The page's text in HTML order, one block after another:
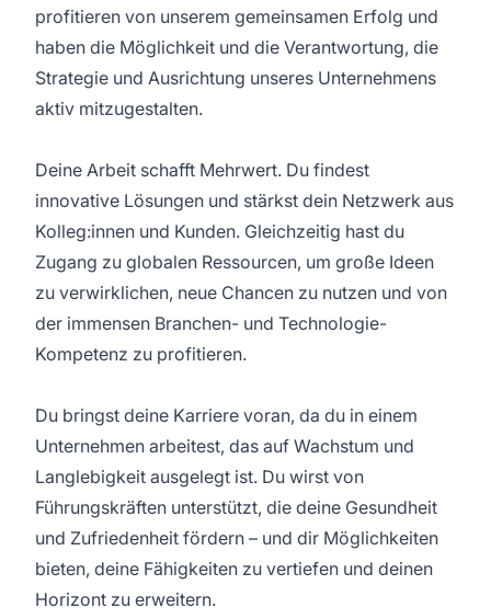
profitieren von unserem gemeinsamen Erfolg und
haben die Möglichkeit und die Verantwortung, die
Strategie und Ausrichtung unseres Unternehmens
aktiv mitzugestalten.
Deine Arbeit schafft Mehrwert. Du findest
innovative Lösungen und stärkst dein Netzwerk aus
Kolleg:innen und Kunden. Gleichzeitig hast du
Zugang zu globalen Ressourcen, um große Ideen
zu verwirklichen, neue Chancen zu nutzen und von
der immensen Branchen- und Technologie-
Kompetenz zu profitieren.
Du bringst deine Karriere voran, da du in einem
Unternehmen arbeitest, das auf Wachstum und
Langlebigkeit ausgelegt ist. Du wirst von
Führungskräften unterstützt, die deine Gesundheit
und Zufriedenheit fördern – und dir Möglichkeiten
bieten, deine Fähigkeiten zu vertiefen und deinen
Horizont zu erweitern.